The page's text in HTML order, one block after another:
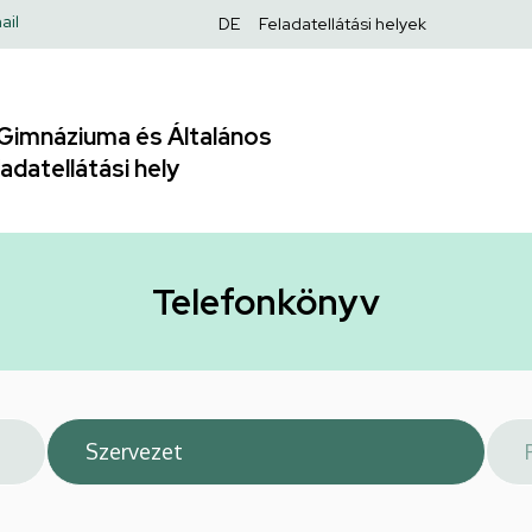
Felső
DE Feladatellátási helyek
és Általános
hely
Telefonkönyv